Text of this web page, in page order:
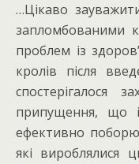
…Цікаво
запломбованими
проблем із
кролів після
спостерігалося
припущення, що
ефективно
які вироблялися